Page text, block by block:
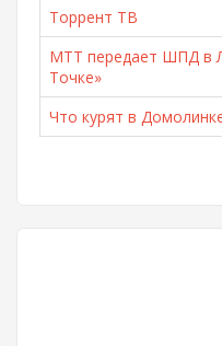
Торрент ТВ
МТТ передает ШПД в
Точке»
Что курят в